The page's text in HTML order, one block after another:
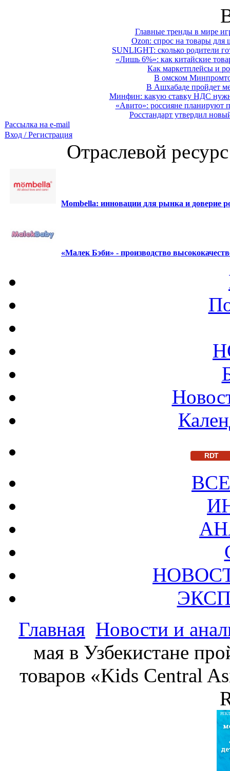
Главные тренды в мире
Ozon: спрос на товары для
SUNLIGHT: сколько родители
«Лишь 6%»: как китайские
Как маркетплейсы и
В омском
В Ашхабаде пройдет
Минфин: какую ставку НДС
«Авито»: россияне планируют
Росстандарт утвердил
Рассылка на e-mail
Вход / Регистрация
Отраслевой
Mombella: инновации для рынка и доверие
«Малек Бэби» - производство
RDT
Главная Новости и
мая в Узбекистане
товаров «Kids Central